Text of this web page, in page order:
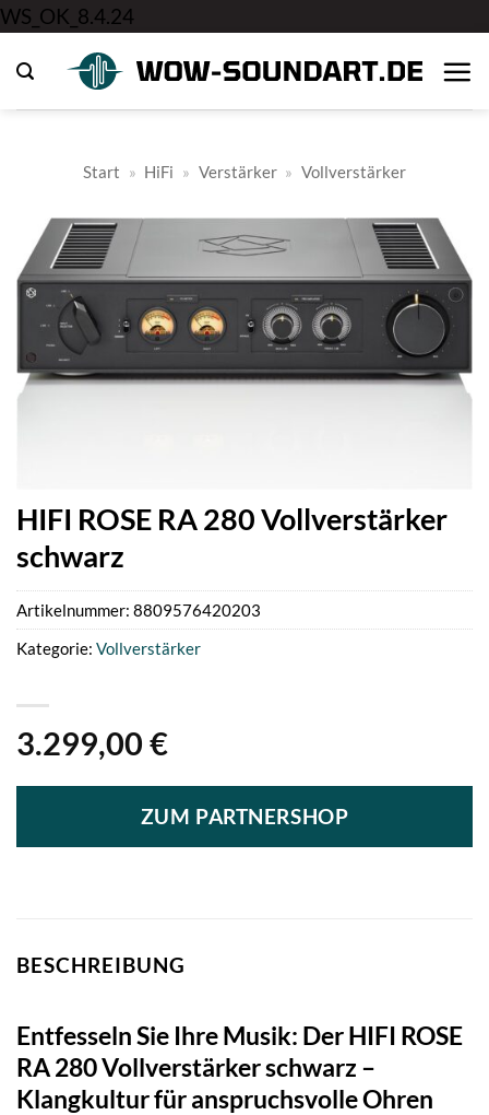
WS_OK_8.4.24
springen
Start » HiFi » Verstärker » Vollverstärker
HIFI ROSE RA 280 Vollverstärker
schwarz
3.299,00 €
ZUM PARTNERSHOP
Artikelnummer: 8809576420203
Kategorie: Vollverstärker
BESCHREIBUNG
Entfesseln Sie Ihre Musik: Der HIFI ROSE
RA 280 Vollverstärker schwarz –
Klangkultur für anspruchsvolle Ohren